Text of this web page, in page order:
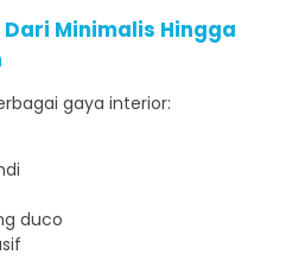
Minimalis Hingga
gaya interior:
duco